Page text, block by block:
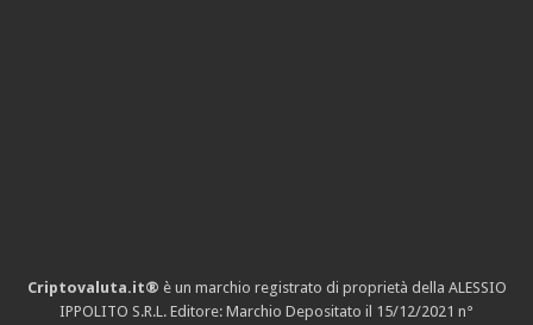
Criptovaluta.it® è un marchio registrato di proprietà della ALESSIO
IPPOLITO S.R.L. Editore: Marchio Depositato il 15/12/2021 n°